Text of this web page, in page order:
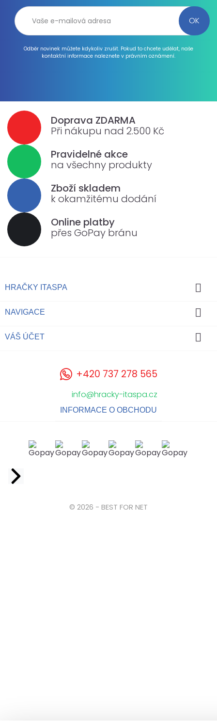
Odběr novinek můžete kdykoliv zrušit. Pokud to chcete udělat, naše
kontaktní informace naleznete v právním oznámení.
Doprava ZDARMA
Při nákupu nad 2.500 Kč
Pravidelné akce
na všechny produkty
Zboží skladem
k okamžitému dodání
Online platby
přes GoPay bránu
HRAČKY ITASPA 
NAVIGACE 
VÁŠ ÚČET 
+420 737 278 565
info@hracky-itaspa.cz
INFORMACE O OBCHODU
© 2026 - BEST FOR NET